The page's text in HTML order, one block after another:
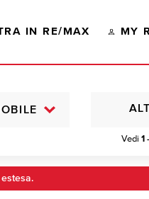
IN RE/MAX MY
Vedi 1